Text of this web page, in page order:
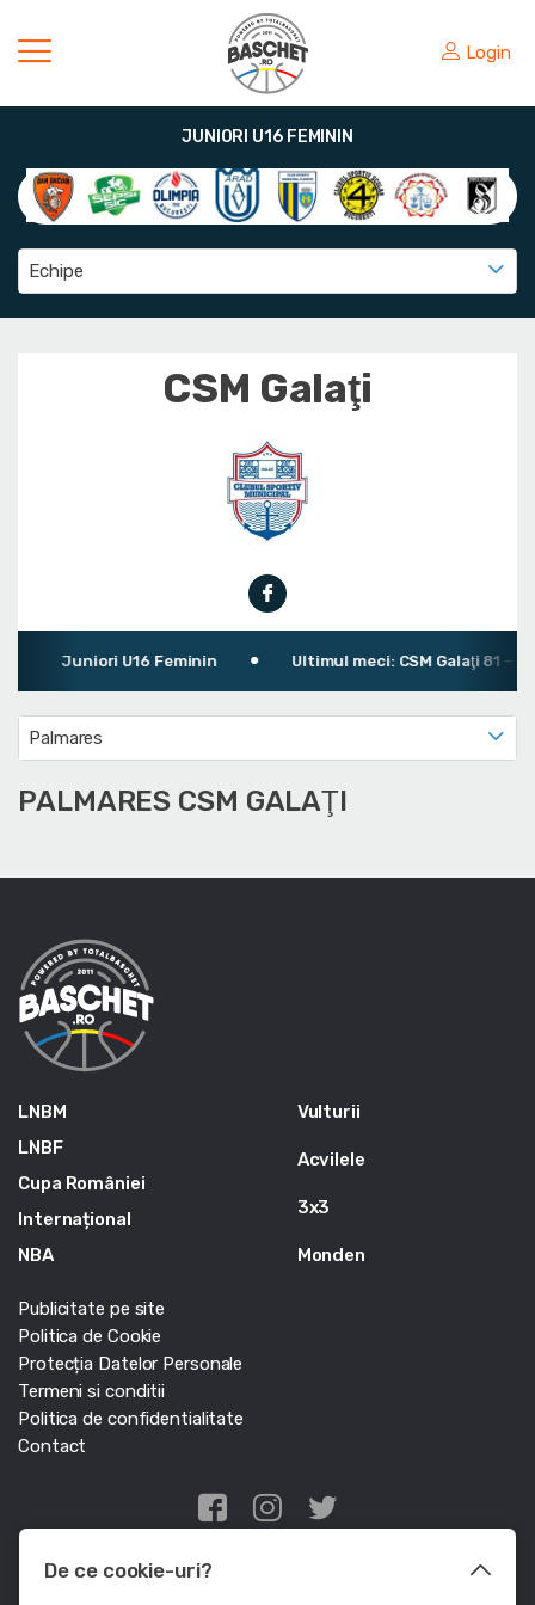
Login
JUNIORI U16 FEMININ
Echipe
CSM Galaţi
Juniori U16 Feminin Ultimul meci: CSM Galaţi 81 - 88
Palmares
PALMARES CSM GALAŢI
LNBM
LNBF
Cupa României
Internațional
NBA
Vulturii
Acvilele
3x3
Monden
Publicitate pe site
Politica de Cookie
Protecția Datelor Personale
Termeni si conditii
Politica de confidentialitate
Contact
Edris Digital Agency
De ce cookie-uri?